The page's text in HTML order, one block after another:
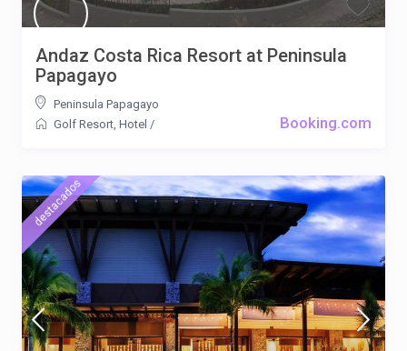
Booking.com
Andaz Costa Rica Resort at Peninsula
Papagayo
Peninsula Papagayo
Golf Resort, Hotel /
destacados